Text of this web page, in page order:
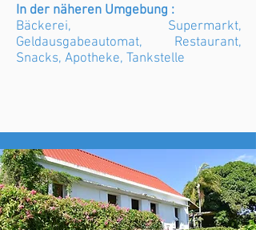
In der näheren Umgebung :
Bäckerei, Supermarkt,
Geldausgabeautomat, Restaurant,
Snacks, Apotheke, Tankstelle